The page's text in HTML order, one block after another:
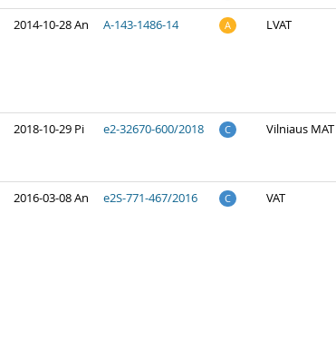
2014-10-28 An A-143-1486-14 A LVAT
2018-10-29 Pi e2-32670-600/2018 C Vilniaus MAT
2016-03-08 An e2S-771-467/2016 C VAT